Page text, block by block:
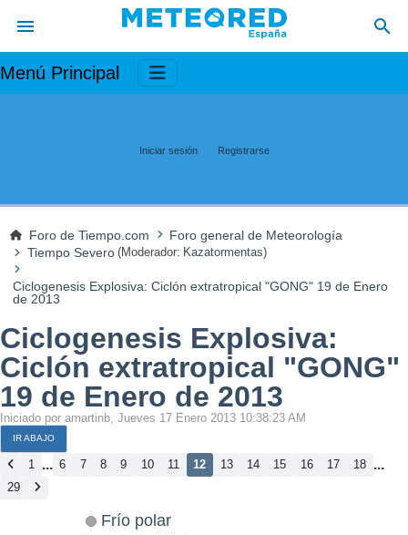
Menú Principal
Iniciar sesión Registrarse
Foro de Tiempo.com
Foro general de Meteorología
Tiempo Severo (Moderador: Kazatormentas)
Ciclogenesis Explosiva: Ciclón extratropical "GONG" 19 de Enero
de 2013
Ciclogenesis Explosiva:
Ciclón extratropical "GONG"
19 de Enero de 2013
Iniciado por amartinb, Jueves 17 Enero 2013 10:38:23 AM
IR ABAJO
1 ... 6 7 8 9 10 11 12 13 14 15 16 17 18 ...
29
Frío polar